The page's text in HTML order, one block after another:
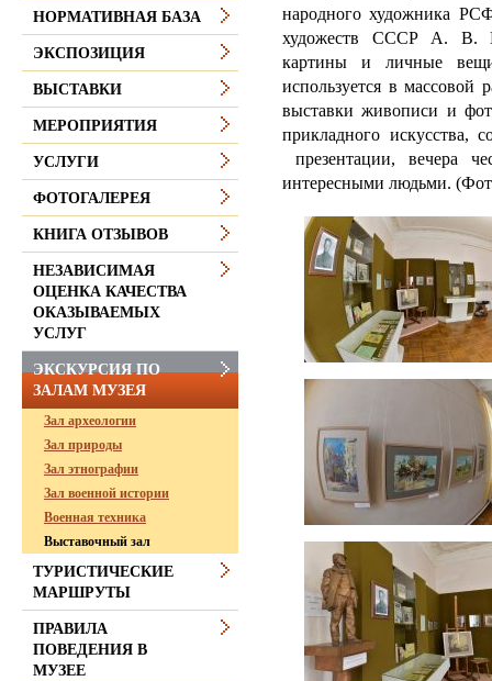
народного художника
ху­дожеств СССР А. В.
картины и личные
используется в массовой
выставки живописи и
прикладного искусства,
презентации, вечера
интересными людьми.
НОРМАТИВНАЯ БАЗА
ЭКСПОЗИЦИЯ
ВЫСТАВКИ
МЕРОПРИЯТИЯ
УСЛУГИ
ФОТОГАЛЕРЕЯ
КНИГА ОТЗЫВОВ
НЕЗАВИСИМАЯ
ОЦЕНКА КАЧЕСТВА
ОКАЗЫВАЕМЫХ
УСЛУГ
ЭКСКУРСИЯ ПО
ЗАЛАМ МУЗЕЯ
Зал археологии
Зал природы
Зал этнографии
Зал военной истории
Военная техника
Выставочный зал
ТУРИСТИЧЕСКИЕ
МАРШРУТЫ
ПРАВИЛА
ПОВЕДЕНИЯ В
МУЗЕЕ